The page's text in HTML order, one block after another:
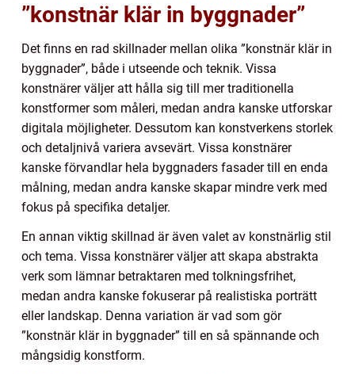
”konstnär klär in byggnader”
Det finns en rad skillnader mellan olika ”konstnär klär in
byggnader”, både i utseende och teknik. Vissa
konstnärer väljer att hålla sig till mer traditionella
konstformer som måleri, medan andra kanske utforskar
digitala möjligheter. Dessutom kan konstverkens storlek
och detaljnivå variera avsevärt. Vissa konstnärer
kanske förvandlar hela byggnaders fasader till en enda
målning, medan andra kanske skapar mindre verk med
fokus på specifika detaljer.
En annan viktig skillnad är även valet av konstnärlig stil
och tema. Vissa konstnärer väljer att skapa abstrakta
verk som lämnar betraktaren med tolkningsfrihet,
medan andra kanske fokuserar på realistiska porträtt
eller landskap. Denna variation är vad som gör
”konstnär klär in byggnader” till en så spännande och
mångsidig konstform.